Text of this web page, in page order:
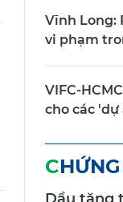
Vĩnh Long:
vi phạm
VIFC-
cho các